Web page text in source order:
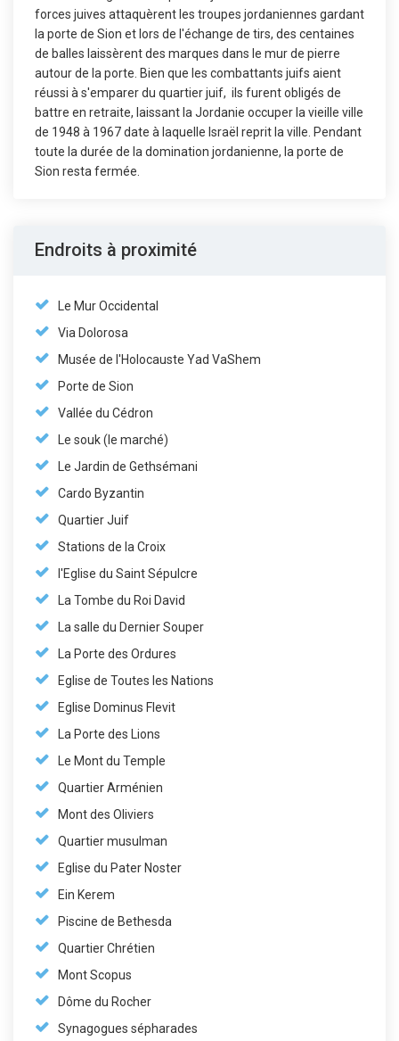
forces juives attaquèrent les troupes jordaniennes gardant
la porte de Sion et lors de l'échange de tirs, des centaines
de balles laissèrent des marques dans le mur de pierre
autour de la porte. Bien que les combattants juifs aient
réussi à s'emparer du quartier juif, ils furent obligés de
battre en retraite, laissant la Jordanie occuper la vieille ville
de 1948 à 1967 date à laquelle Israël reprit la ville. Pendant
toute la durée de la domination jordanienne, la porte de
Sion resta fermée.
Endroits à proximité
Le Mur Occidental
Via Dolorosa
Musée de l'Holocauste Yad VaShem
Porte de Sion
Vallée du Cédron
Le souk (le marché)
Le Jardin de Gethsémani
Cardo Byzantin
Quartier Juif
Stations de la Croix
l'Eglise du Saint Sépulcre
La Tombe du Roi David
La salle du Dernier Souper
La Porte des Ordures
Eglise de Toutes les Nations
Eglise Dominus Flevit
La Porte des Lions
Le Mont du Temple
Quartier Arménien
Mont des Oliviers
Quartier musulman
Eglise du Pater Noster
Ein Kerem
Piscine de Bethesda
Quartier Chrétien
Mont Scopus
Dôme du Rocher
Synagogues sépharades